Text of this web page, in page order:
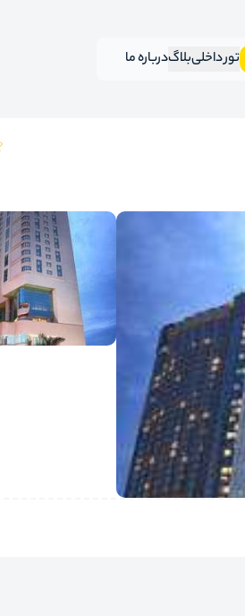
تور داخلیبلاگدرباره ما